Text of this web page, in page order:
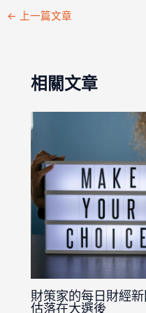
← 上一篇文章
相關文章
財策家的每日財經
估落在大選後